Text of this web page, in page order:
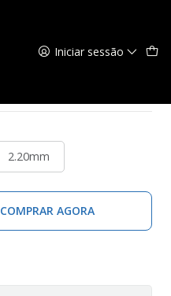
Iniciar sessão
2.20mm
COMPRAR AGORA